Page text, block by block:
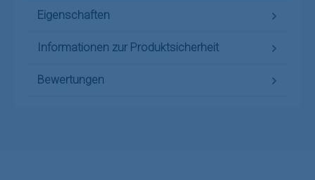
Eigenschaften
Informationen zur Produktsicherheit
Bewertungen